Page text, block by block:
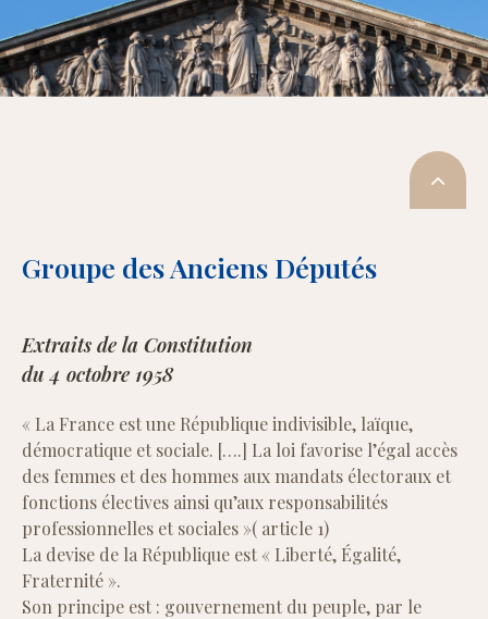
Groupe des Anciens Députés
Extraits de la Constitution
du 4 octobre 1958
« La France est une République indivisible, laïque,
démocratique et sociale. [….] La loi favorise l’égal accès
des femmes et des hommes aux mandats électoraux et
fonctions électives ainsi qu’aux responsabilités
professionnelles et sociales »( article 1)
La devise de la République est « Liberté, Égalité,
Fraternité ».
Son principe est : gouvernement du peuple, par le